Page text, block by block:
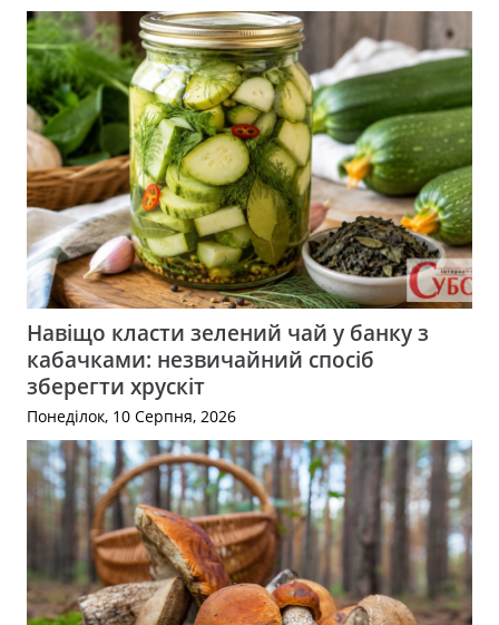
Навіщо класти зелений чай у банку з
кабачками: незвичайний спосіб
зберегти хрускіт
Понеділок, 10 Серпня, 2026